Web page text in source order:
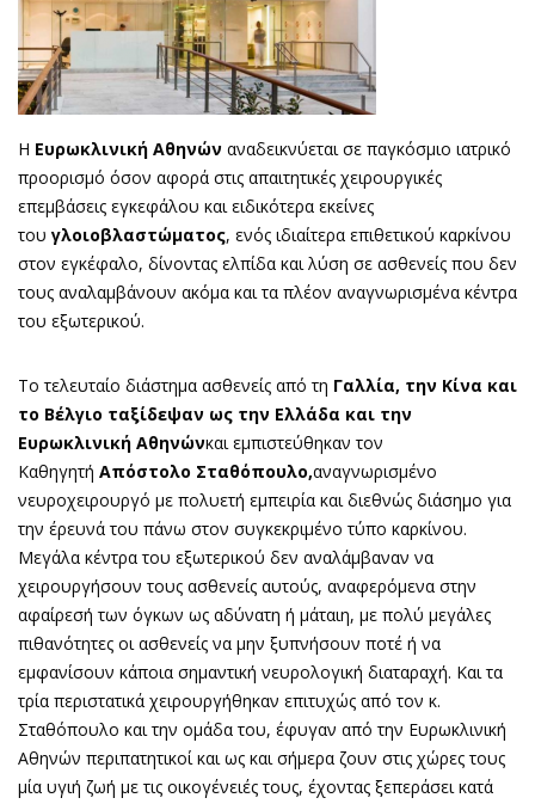
Η Ευρωκλινική Αθηνών αναδεικνύεται σε παγκόσμιο ιατρικό
προορισμό όσον αφορά στις απαιτητικές χειρουργικές
επεμβάσεις εγκεφάλου και ειδικότερα εκείνες
του γλοιοβλαστώματος, ενός ιδιαίτερα επιθετικού καρκίνου
στον εγκέφαλο, δίνοντας ελπίδα και λύση σε ασθενείς που δεν
τους αναλαμβάνουν ακόμα και τα πλέον αναγνωρισμένα κέντρα
του εξωτερικού.
Το τελευταίο διάστημα ασθενείς από τη Γαλλία, την Κίνα και
το Βέλγιο ταξίδεψαν ως την Ελλάδα και την
Ευρωκλινική Αθηνώνκαι εμπιστεύθηκαν τον
Καθηγητή Απόστολο Σταθόπουλο,αναγνωρισμένο
νευροχειρουργό με πολυετή εμπειρία και διεθνώς διάσημο για
την έρευνά του πάνω στον συγκεκριμένο τύπο καρκίνου.
Μεγάλα κέντρα του εξωτερικού δεν αναλάμβαναν να
χειρουργήσουν τους ασθενείς αυτούς, αναφερόμενα στην
αφαίρεσή των όγκων ως αδύνατη ή μάταιη, με πολύ μεγάλες
πιθανότητες οι ασθενείς να μην ξυπνήσουν ποτέ ή να
εμφανίσουν κάποια σημαντική νευρολογική διαταραχή. Και τα
τρία περιστατικά χειρουργήθηκαν επιτυχώς από τον κ.
Σταθόπουλο και την ομάδα του, έφυγαν από την Ευρωκλινική
Αθηνών περιπατητικοί και ως και σήμερα ζουν στις χώρες τους
μία υγιή ζωή με τις οικογένειές τους, έχοντας ξεπεράσει κατά